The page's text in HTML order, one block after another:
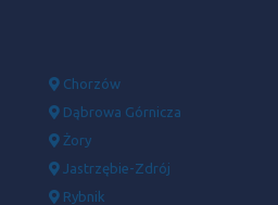
Chorzów
Dąbrowa Górnicza
Żory
Jastrzębie-Zdrój
Rybnik